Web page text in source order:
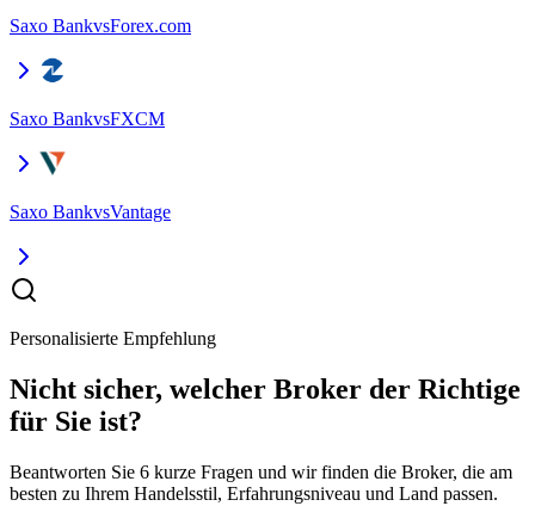
Saxo BankvsForex.com
Saxo BankvsFXCM
Saxo BankvsVantage
Personalisierte Empfehlung
Nicht sicher, welcher Broker der Richtige
für Sie ist?
Beantworten Sie 6 kurze Fragen und wir finden die Broker, die am
besten zu Ihrem Handelsstil, Erfahrungsniveau und Land passen.